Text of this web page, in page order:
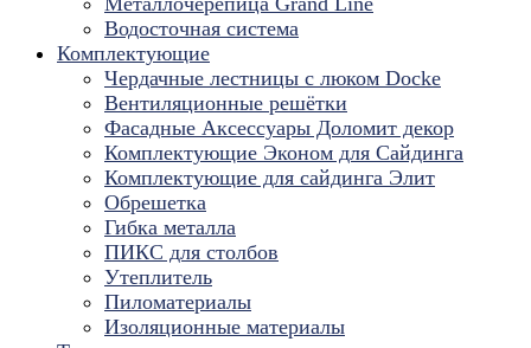
Водосточная система
Комплектующие
Чердачные лестницы с люком Docke
Вентиляционные решётки
Фасадные Аксессуары Доломит декор
Комплектующие Эконом для Сайдинга
Комплектующие для cайдинга Элит
Обрешетка
Гибка металла
ПИКС для столбов
Утеплитель
Пиломатериалы
Изоляционные материалы